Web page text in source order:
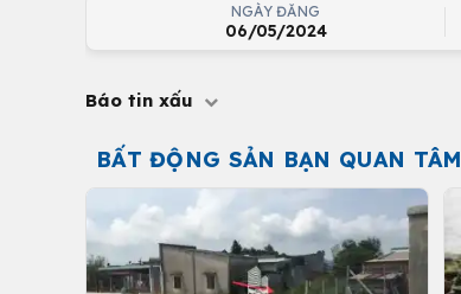
NGÀY ĐĂNG
06/05/2024
Báo tin xấu
BẤT ĐỘNG SẢN BẠN QUAN TÂM